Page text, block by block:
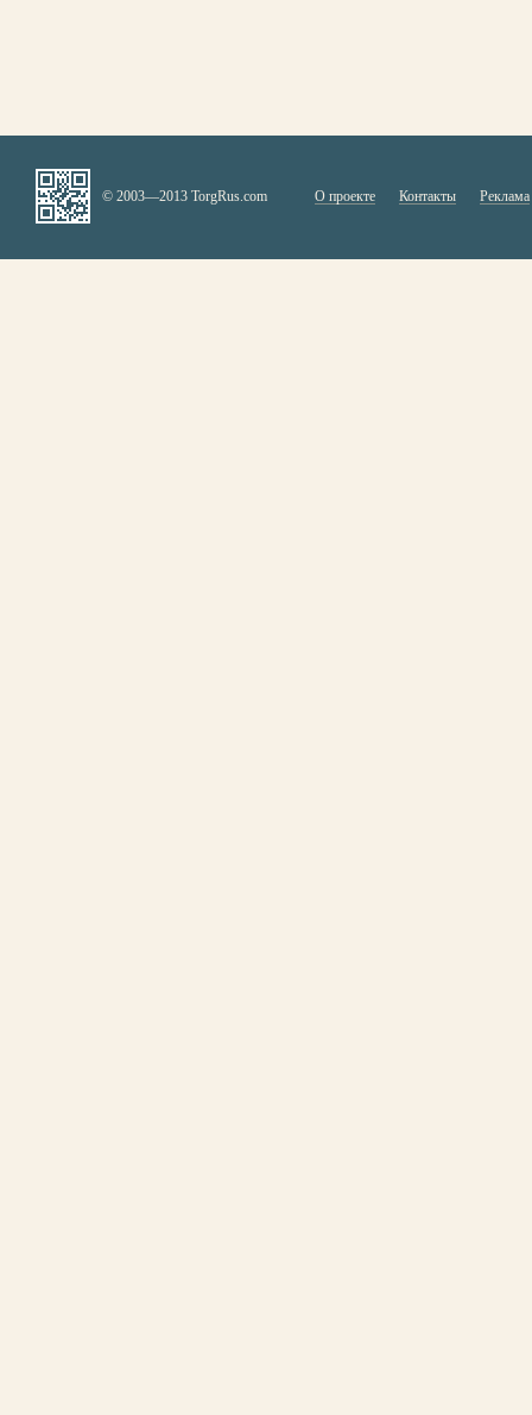
© 2003—2013 TorgRus.com О проекте Контакты Реклама